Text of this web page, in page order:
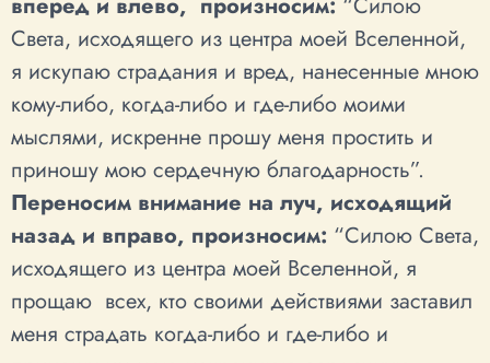
Света, исходящего из центра моей Вселенной,
я искупаю страдания и вред, нанесенные мною
кому-либо, когда-либо и где-либо моими
мыслями, искренне прошу меня простить и
приношу мою сердечную благодарность”.
Переносим внимание на луч, исходящий
назад и вправо, произносим: “Силою Света,
исходящего из центра моей Вселенной, я
прощаю всех, кто своими действиями заставил
меня страдать когда-либо и где-либо и